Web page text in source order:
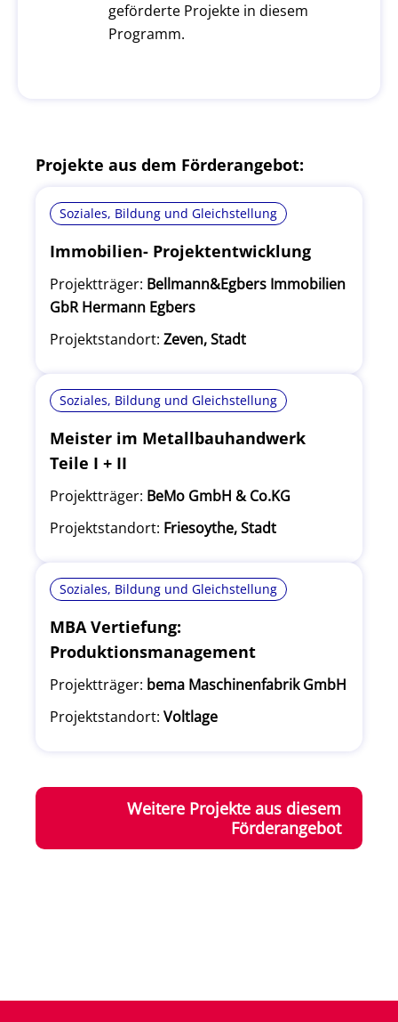
geförderte Projekte in diesem
Programm.
Projekte aus dem Förderangebot:
Soziales, Bildung und Gleichstellung
Immobilien- Projektentwicklung
Projektträger: Bellmann&Egbers Immobilien
GbR Hermann Egbers
Projektstandort: Zeven, Stadt
Soziales, Bildung und Gleichstellung
Meister im Metallbauhandwerk
Teile I + II
Projektträger: BeMo GmbH & Co.KG
Projektstandort: Friesoythe, Stadt
Soziales, Bildung und Gleichstellung
MBA Vertiefung:
Produktionsmanagement
Projektträger: bema Maschinenfabrik GmbH
Projektstandort: Voltlage
Weitere Projekte aus diesem
Förderangebot